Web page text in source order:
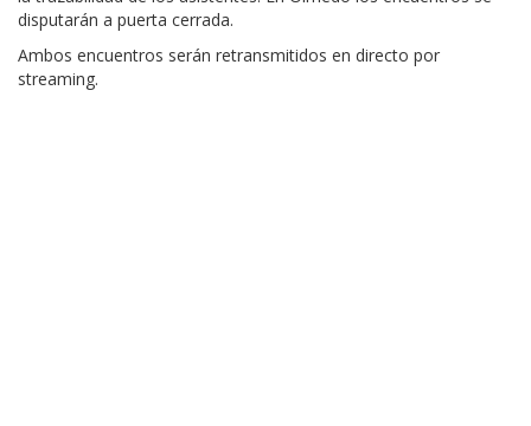
disputarán a puerta cerrada.
Ambos encuentros serán retransmitidos en directo por
streaming.